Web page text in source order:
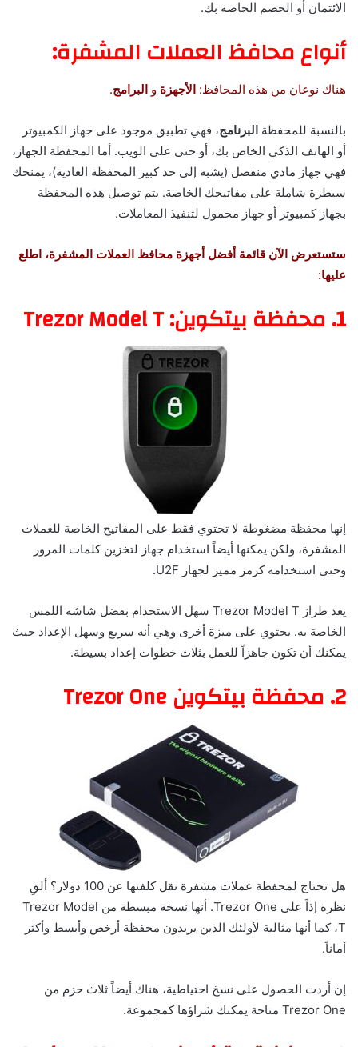
الائتمان أو الخصم الخاصة بك.
أنواع محافظ العملات المشفرة:
هناك نوعان من هذه المحافظ: الأجهزة و البرامج.
بالنسبة للمحفظة البرنامج، فهي تطبيق موجود على جهاز الكمبيوتر
أو الهاتف الذكي الخاص بك، أو حتى على الويب. أما المحفظة الجهاز،
فهي جهاز مادي منفصل (يشبه إلى حد كبير المحفظة العادية)، يمنحك
سيطرة شاملة على مفاتيحك الخاصة. يتم توصيل هذه المحفظة
بجهاز كمبيوتر أو جهاز محمول لتنفيذ المعاملات.
ستستعرض الآن قائمة أفضل أجهزة محافظ العملات المشفرة، اطلع
عليها:
1. محفظة بيتكوين: Trezor Model T
إنها محفظة مضغوطة لا تحتوي فقط على المفاتيح الخاصة للعملات
المشفرة، ولكن يمكنها أيضاً استخدام جهاز لتخزين كلمات المرور
وحتى استخدامه كرمز مميز لجهاز U2F.
يعد طراز Trezor Model T سهل الاستخدام بفضل شاشة اللمس
الخاصة به. يحتوي على ميزة أخرى وهي أنه سريع وسهل الإعداد حيث
يمكنك أن تكون جاهزاً للعمل بثلاث خطوات إعداد بسيطة.
2. محفظة بيتكوين Trezor One
هل تحتاج لمحفظة عملات مشفرة تقل كلفتها عن 100 دولار؟ ألقِ
نظرة إذاً على Trezor One. أنها نسخة مبسطة من Trezor Model
T، كما أنها مثالية لأولئك الذين يريدون محفظة أرخص وأبسط وأكثر
أماناً.
إن أردت الحصول على نسخ احتياطية، هناك أيضاً ثلاث حزم من
Trezor One متاحة يمكنك شراؤها كمجموعة.